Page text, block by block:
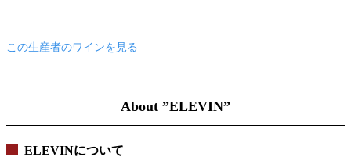
この生産者のワインを見る
About ”ELEVIN”
ELEVINについて